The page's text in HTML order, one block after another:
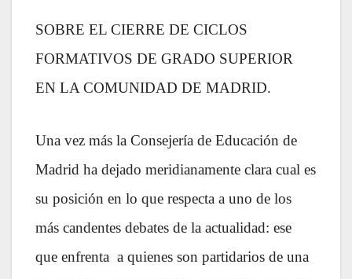
SOBRE EL CIERRE DE CICLOS
FORMATIVOS DE GRADO SUPERIOR
EN LA COMUNIDAD DE MADRID.
Una vez más la Consejería de Educación de
Madrid ha dejado meridianamente clara cual es
su posición en lo que respecta a uno de los
más candentes debates de la actualidad: ese
que enfrenta a quienes son partidarios de una